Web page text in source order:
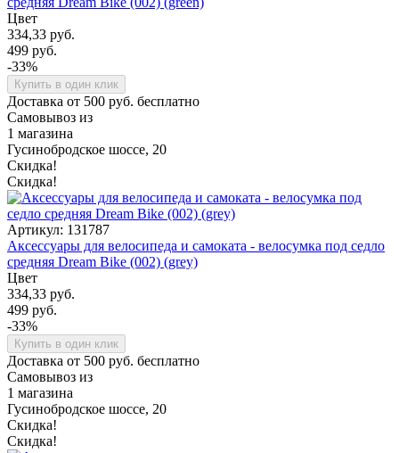
Цвет
334,33 руб.
499 руб.
-33%
Купить в один клик
Доставка от 500 руб. бесплатно
Самовывоз из
1 магазина
Гусинобродское шоссе, 20
Скидка!
Скидка!
Артикул: 131787
Аксессуары для велосипеда и самоката - велосумка под седло
средняя Dream Bike (002) (grey)
Цвет
334,33 руб.
499 руб.
-33%
Купить в один клик
Доставка от 500 руб. бесплатно
Самовывоз из
1 магазина
Гусинобродское шоссе, 20
Скидка!
Скидка!